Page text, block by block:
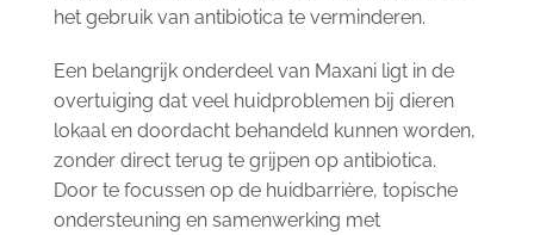
het gebruik van antibiotica te verminderen.
Een belangrijk onderdeel van Maxani ligt in de
overtuiging dat veel huidproblemen bij dieren
lokaal en doordacht behandeld kunnen worden,
zonder direct terug te grijpen op antibiotica.
Door te focussen op de huidbarrière, topische
ondersteuning en samenwerking met